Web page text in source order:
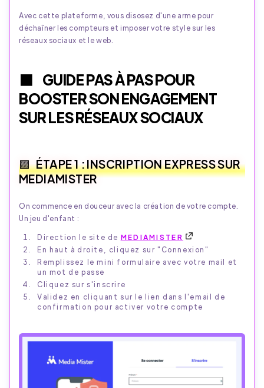
Avec cette plateforme, vous disosez d'une arme pour
déchaîner les compteurs et imposer votre style sur les
réseaux sociaux et le web.
GUIDE PAS À PAS POUR
BOOSTER SON ENGAGEMENT
SUR LES RÉSEAUX SOCIAUX
ÉTAPE 1 : INSCRIPTION EXPRESS SUR
MEDIAMISTER
On commence en douceur avec la création de votre compte.
Un jeu d'enfant :
Direction le site de MEDIAMISTER
En haut à droite, cliquez sur "Connexion"
Remplissez le mini formulaire avec votre mail et
un mot de passe
Cliquez sur s'inscrire
Validez en cliquant sur le lien dans l'email de
confirmation pour activer votre compte